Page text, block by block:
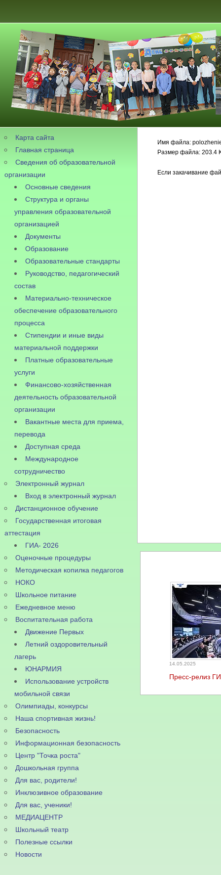
Карта сайта
Главная страница
Сведения об образовательной
организации
Основные сведения
Структура и органы
управления образовательной
организацией
Документы
Образование
Образовательные стандарты
Руководство, педагогический
состав
Материально-техническое
обеспечение образовательного
процесса
Стипендии и иные виды
материальной поддержки
Платные образовательные
услуги
Финансово-хозяйственная
деятельность образовательной
организации
Вакантные места для приема,
перевода
Доступная среда
Международное
сотрудничество
Электронный журнал
Вход в электронный журнал
Дистанционное обучение
Государственная итоговая
аттестация
ГИА- 2026
Оценочные процедуры
Методическая копилка педагогов
НОКО
Школьное питание
Ежедневное меню
Воспитательная работа
Движение Первых
Летний оздоровительный
лагерь
ЮНАРМИЯ
Использование устройств
мобильной связи
Олимпиады, конкурсы
Наша спортивная жизнь!
Безопасность
Информационная безопасность
Центр "Точка роста"
Дошкольная группа
Для вас, родители!
Инклюзивное образование
Для вас, ученики!
МЕДИАЦЕНТР
Школьный театр
Полезные ссылки
Новости
Имя файла:
Размер файла: 203.4
Если закачивание
14.05.2025
Пресс-релиз